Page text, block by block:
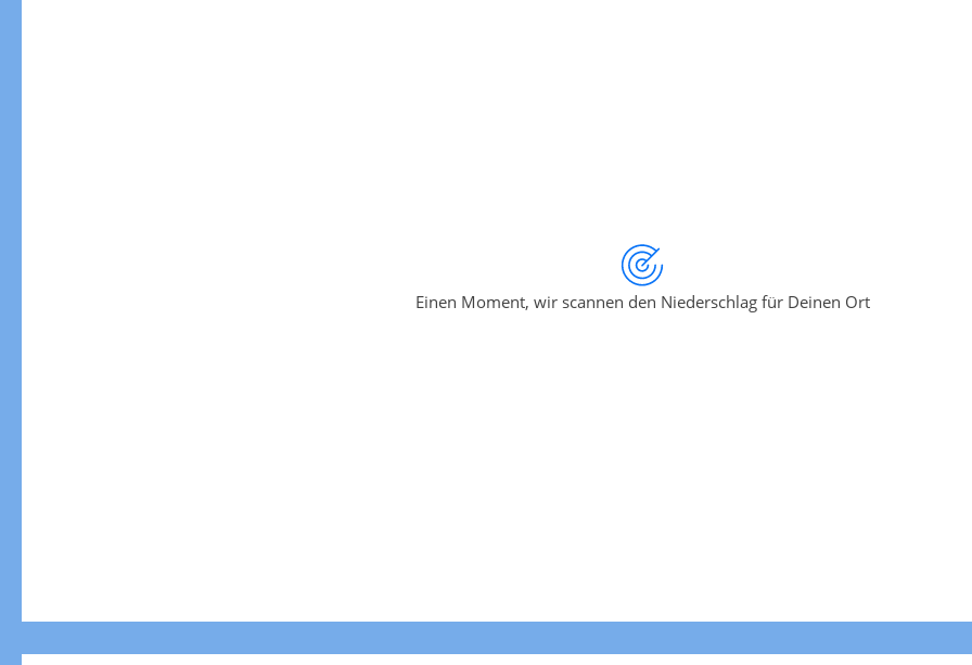
Einen Moment, wir scannen den Niederschlag für Deinen Ort